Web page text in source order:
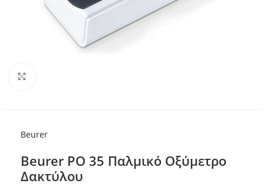
Beurer
Beurer PO 35 Παλμικό Οξύμετρο
Δακτύλου